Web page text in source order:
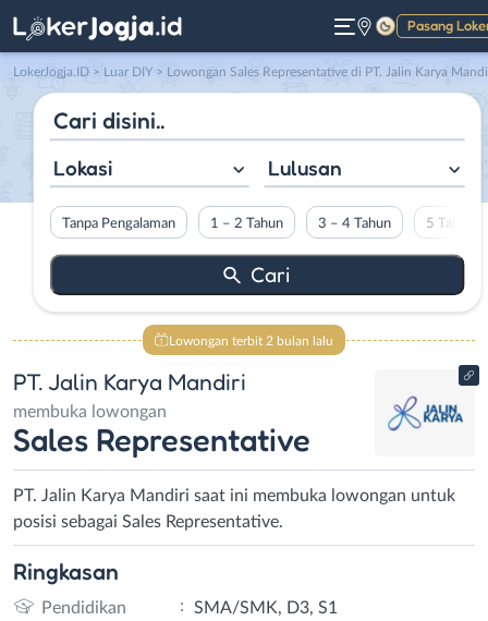
Pasang
Gelap
LokerJogja.ID > Luar DIY > Lowongan Sales Representative di PT. Jalin Karya
Lokasi Lulusan
Tanpa Pengalaman 1 – 2 Tahun 3 – 4 Tahun 5 Tahun
Lowongan terbit 2 bulan lalu
PT. Jalin Karya Mandiri
membuka lowongan
Sales Representative
PT. Jalin Karya Mandiri saat ini membuka lowongan untuk
posisi sebagai Sales Representative.
Ringkasan
Pendidikan :
SMA/SMK, D3, S1